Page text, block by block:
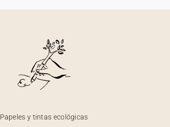
Papeles y tintas ecológicas